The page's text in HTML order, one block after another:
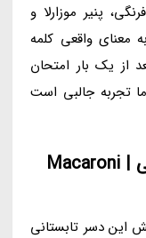
پنیر موزارلا و
معنای واقعی کلمه
از یک بار امتحان
تجربه جالبی است
5. بستنی با طعم پنیر و ماکارونی | Macaroni
این دسر تابستانی